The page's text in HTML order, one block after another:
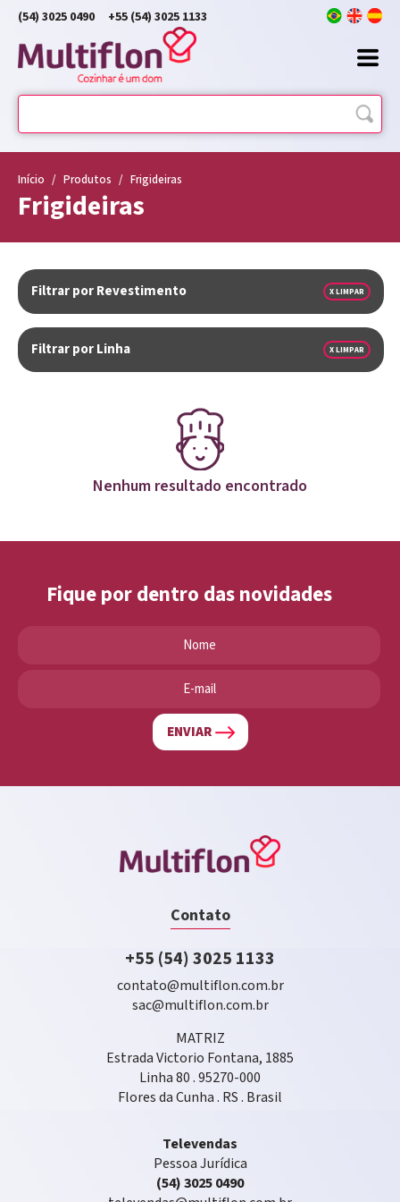
(54) 3025 0490 +55 (54) 3025 1133
Início / Produtos / Frigideiras
Frigideiras
Filtrar por Revestimento X LIMPAR
Filtrar por Linha X LIMPAR
Nenhum resultado encontrado
Fique por dentro das novidades
ENVIAR
Contato
+55 (54) 3025 1133
contato@multiflon.com.br
sac@multiflon.com.br
MATRIZ
Estrada Victorio Fontana, 1885
Linha 80 . 95270-000
Flores da Cunha . RS . Brasil
Televendas
Pessoa Jurídica
(54) 3025 0490